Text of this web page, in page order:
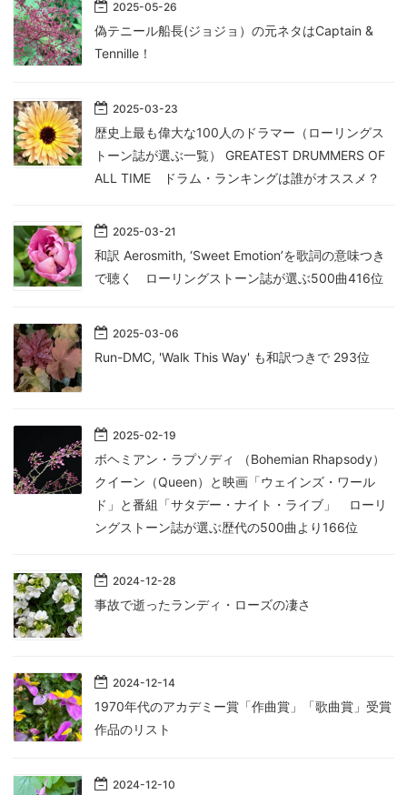
2025-05-26
偽テニール船長(ジョジョ）の元ネタはCaptain &
Tennille！
2025-03-23
歴史上最も偉大な100人のドラマー（ローリングス
トーン誌が選ぶ一覧） GREATEST DRUMMERS OF
ALL TIME ドラム・ランキングは誰がオススメ？
2025-03-21
和訳 Aerosmith, ‘Sweet Emotion’を歌詞の意味つき
で聴く ローリングストーン誌が選ぶ500曲416位
2025-03-06
Run-DMC, 'Walk This Way' も和訳つきで 293位
2025-02-19
ボヘミアン・ラプソディ （Bohemian Rhapsody）
クイーン（Queen）と映画「ウェインズ・ワール
ド」と番組「サタデー・ナイト・ライブ」 ローリ
ングストーン誌が選ぶ歴代の500曲より166位
2024-12-28
事故で逝ったランディ・ローズの凄さ
2024-12-14
1970年代のアカデミー賞「作曲賞」「歌曲賞」受賞
作品のリスト
2024-12-10